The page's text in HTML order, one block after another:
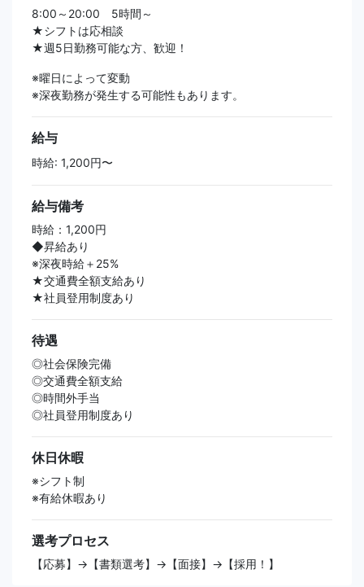
8:00～20:00 5時間～
★シフトは応相談
★週5日勤務可能な方、歓迎！
※曜日によって変動
※深夜勤務が発生する可能性もあります。
給与
時給: 1,200円〜
給与備考
時給：1,200円
◆昇給あり
※深夜時給＋25%
★交通費全額支給あり
★社員登用制度あり
待遇
◎社会保険完備
◎交通費全額支給
◎時間外手当
◎社員登用制度あり
休日休暇
※シフト制
※有給休暇あり
選考プロセス
【応募】→【書類選考】→【面接】→【採用！】